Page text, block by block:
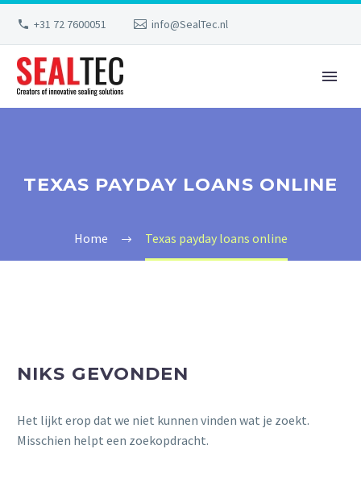
+31 72 7600051 info@SealTec.nl
TEXAS PAYDAY LOANS ONLINE
Home Texas payday loans online
NIKS GEVONDEN
Het lijkt erop dat we niet kunnen vinden wat je zoekt.
Misschien helpt een zoekopdracht.